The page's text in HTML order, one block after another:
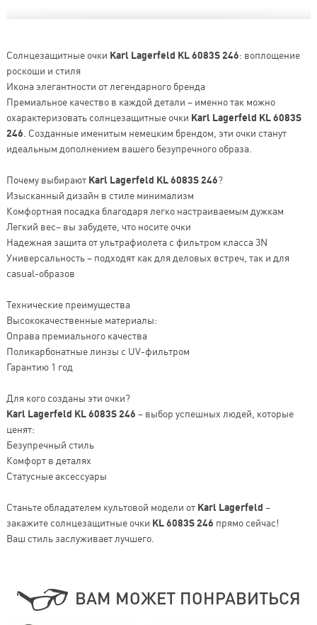
Солнцезащитные очки Karl Lagerfeld KL 6083S 246: воплощение
роскоши и стиля
Икона элегантности от легендарного бренда
Премиальное качество в каждой детали – именно так можно
охарактеризовать солнцезащитные очки Karl Lagerfeld KL 6083S
246 . Созданные именитым немецким брендом, эти очки станут
идеальным дополнением вашего безупречного образа.
Почему выбирают Karl Lagerfeld KL 6083S 246?
Изысканный дизайн в стиле минимализм
Комфортная посадка благодаря легко настраиваемым дужкам
Легкий вес– вы забудете, что носите очки
Надежная защита от ультрафиолета с фильтром класса 3N
Универсальность – подходят как для деловых встреч, так и для
casual-образов
Технические преимущества
Высококачественные материалы:
Оправа премиального качества
Поликарбонатные линзы с UV-фильтром
Гарантию 1 год
Для кого созданы эти очки?
Karl Lagerfeld KL 6083S 246 – выбор успешных людей, которые
ценят:
Безупречный стиль
Комфорт в деталях
Статусные аксессуары
Станьте обладателем культовой модели от Karl Lagerfeld –
закажите солнцезащитные очки KL 6083S 246 прямо сейчас!
Ваш стиль заслуживает лучшего.
ВАМ МОЖЕТ ПОНРАВИТЬСЯ